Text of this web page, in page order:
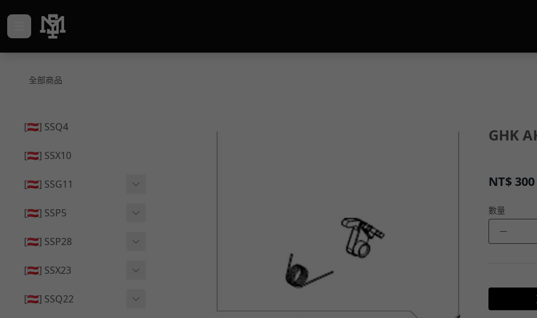
全部商品
[🇦🇹] SSQ4
[🇦🇹] SSX10
[🇦🇹] SSG11
🔄 原廠 ⧸ 零件
[🇦🇹] SSP5
🔄 原廠 ⧸ 零件
[🇦🇹] SSP28
🔄 原廠 ⧸ 零件
[🇦🇹] SSX23
🟦 主體 ⧸ 彈匣
[🇦🇹] SSQ22
GHK
NT$ 300
數量
－